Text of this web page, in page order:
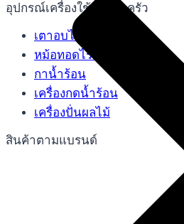
อุปกรณ์เครื่องใช้ภายในครัว
เตาอบไฟฟ้า
หม้อทอดไร้น้ำมัน
กาน้ำร้อน
เครื่องกดน้ำร้อน
เครื่องปั่นผลไม้
สินค้าตามแบรนด์